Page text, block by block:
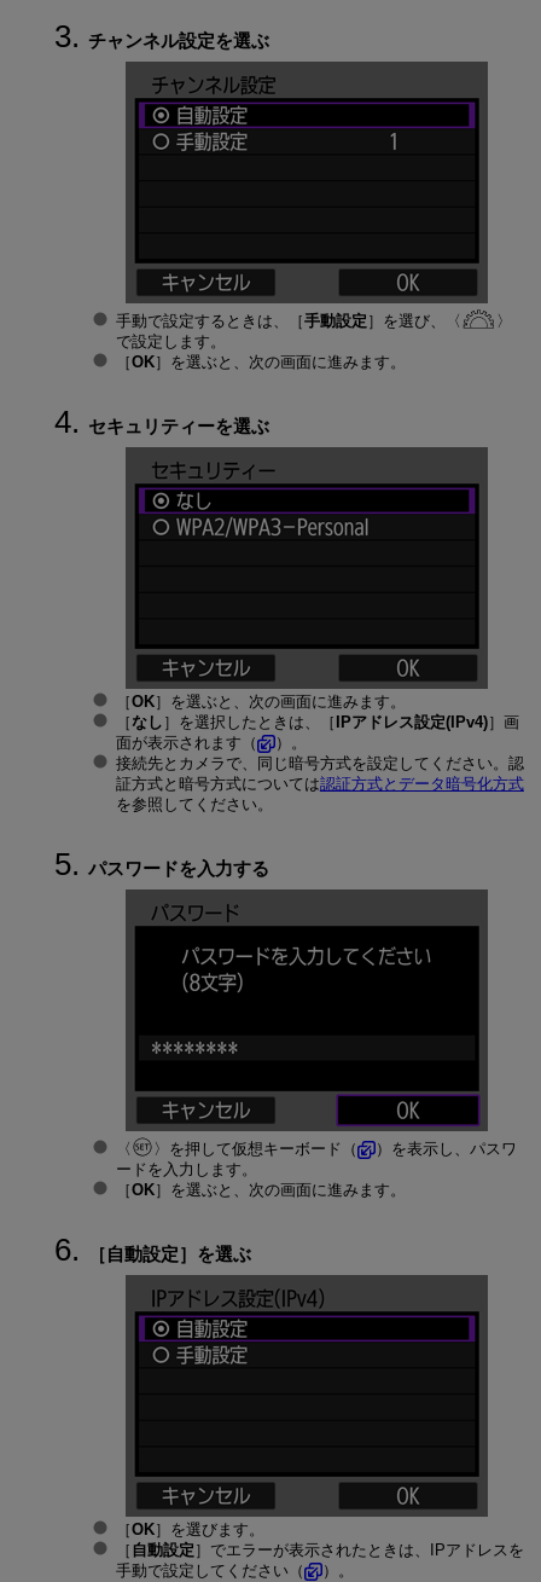
チャンネル設定を選ぶ
手動で設定するときは、［手動設定 ］を選び、
で設定します。
［OK］を選ぶと、次の画面に進みます。
セキュリティーを選ぶ
［OK］を選ぶと、次の画面に進みます。
［なし ］を選択したときは、［ IPアドレス設定(IPv4)］画
面が表示されます（
）。
接続先とカメラで、同じ暗号方式を設定してください。認
証方式と暗号方式については認証方式とデータ暗号化方式
を参照してください。
パスワードを入力する
を押して仮想キーボード（
）を表示し、パスワ
ードを入力します。
［OK］を選ぶと、次の画面に進みます。
［自動設定］を選ぶ
［OK］を選びます。
［ 自動設定 ］でエラーが表示されたときは、IPアドレスを
手動で設定してください（
）。